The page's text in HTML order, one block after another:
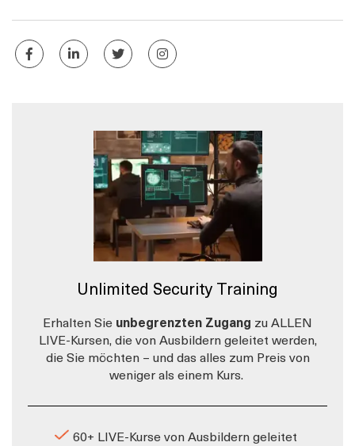
Unlimited Security Training
Erhalten Sie unbegrenzten Zugang zu ALLEN
LIVE-Kursen, die von Ausbildern geleitet werden,
die Sie möchten – und das alles zum Preis von
weniger als einem Kurs.
60+ LIVE-Kurse von Ausbildern geleitet